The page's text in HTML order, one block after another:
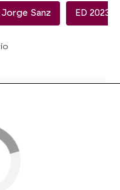
Jorge Sanz ED 2023